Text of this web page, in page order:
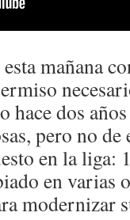
mañana
hace dos
pero no de
en la liga:
en varias
modernizar